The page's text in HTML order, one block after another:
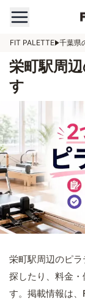
FIT PALETTE 千葉県
栄町駅周
す
栄町駅周辺のピ
探したり、料金
す。掲載情報は